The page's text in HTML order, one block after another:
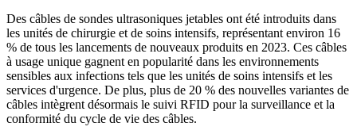
Des câbles de sondes ultrasoniques jetables ont été introduits dans
les unités de chirurgie et de soins intensifs, représentant environ 16
% de tous les lancements de nouveaux produits en 2023. Ces câbles
à usage unique gagnent en popularité dans les environnements
sensibles aux infections tels que les unités de soins intensifs et les
services d'urgence. De plus, plus de 20 % des nouvelles variantes de
câbles intègrent désormais le suivi RFID pour la surveillance et la
conformité du cycle de vie des câbles.